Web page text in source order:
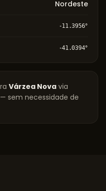
Nordeste
-11.3956°
-41.0394°
Várzea Nova via
sem necessidade de